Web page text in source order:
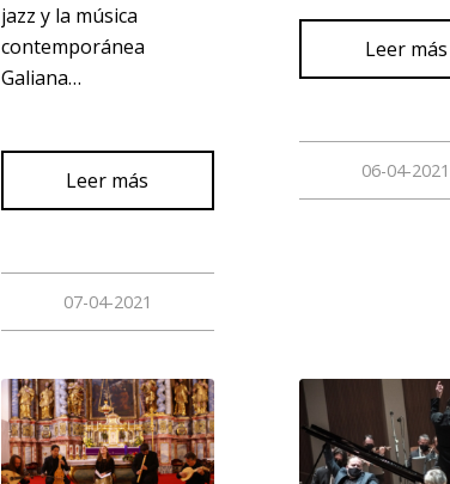
jazz y la música
contemporánea
Galiana…
Leer más
07-04-2021
Leer más
06-04-2021